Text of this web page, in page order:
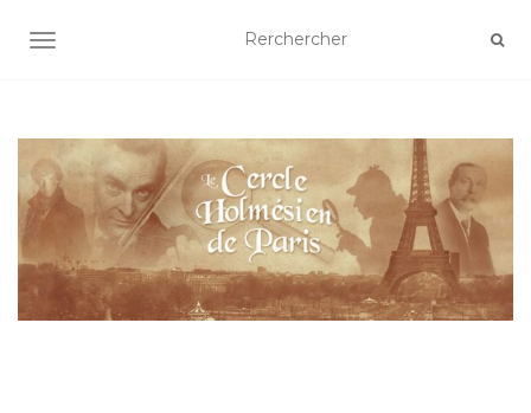
AFFICHER/MASQUER LA NAVIGATION